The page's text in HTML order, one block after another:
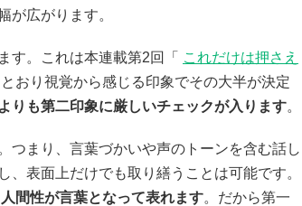
が広がります。
す。これは本連載第2回「
これだけは押さえ
おり視覚から感じる印象でその大半が決定
りも第二印象に厳しいチェックが入ります。
つまり、言葉づかいや声のトーンを含む話し
表面上だけでも取り繕うことは可能です。
間性が言葉となって表れます。だから第一